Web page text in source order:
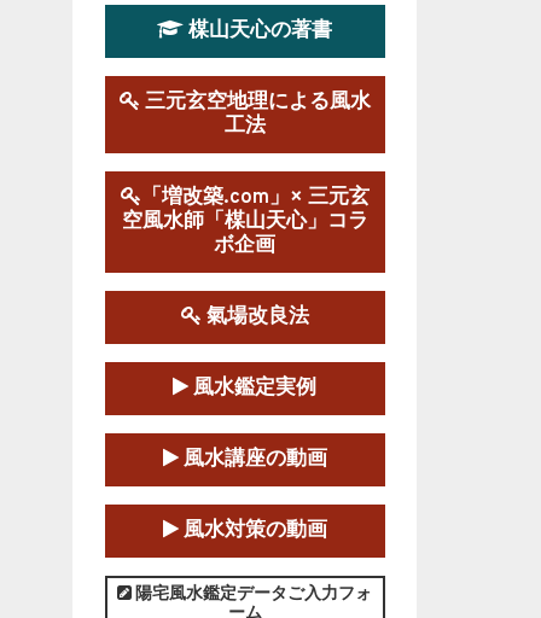
命学講座
2026-03-20～2026-07-19
第１９期立命塾実践的風水
学講座
2025-09-13～2026-03-01
この講座の募集は終了しました。
陰宅三元玄空風水講座
2025-06-07～2025-06-08
この講座の募集は終了しました。
第１８期立命塾『実践的易
学講座』
2025-06-21～2025-08-24
この講座の募集は終了しました。
第１８期立命塾「実践的四
柱立命学（四柱推命学）講座」
楳山天心の著書
三元玄空地理による風水
工法
「増改築.com」× 三元玄
空風水師「楳山天心」コラ
ボ企画
氣場改良法
風水鑑定実例
風水講座の動画
風水対策の動画
陽宅風水鑑定データご入力フォ
ーム